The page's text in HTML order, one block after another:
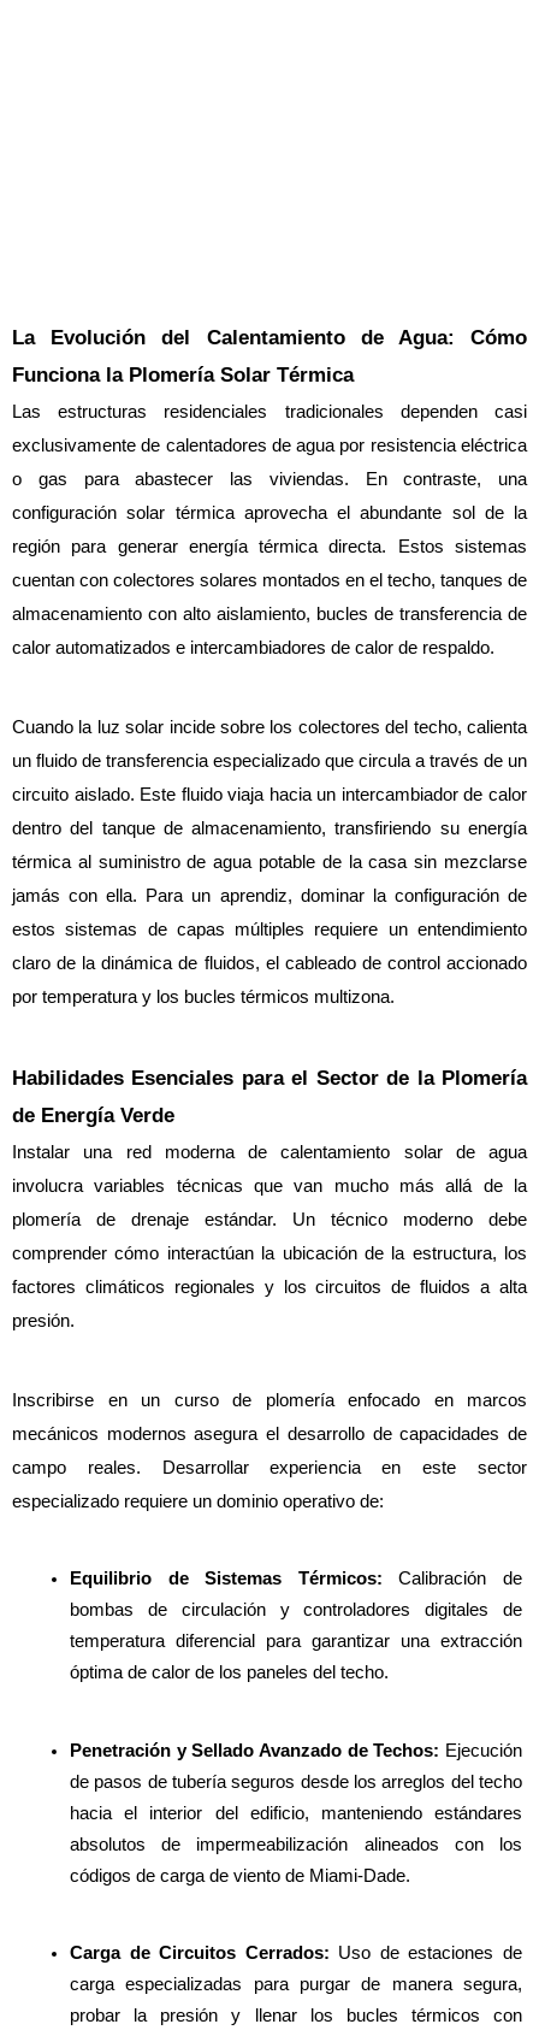
La Evolución del Calentamiento de Agua: Cómo
Funciona la Plomería Solar Térmica
Las estructuras residenciales tradicionales dependen casi
exclusivamente de calentadores de agua por resistencia eléctrica
o gas para abastecer las viviendas. En contraste, una
configuración solar térmica aprovecha el abundante sol de la
región para generar energía térmica directa. Estos sistemas
cuentan con colectores solares montados en el techo, tanques de
almacenamiento con alto aislamiento, bucles de transferencia de
calor automatizados e intercambiadores de calor de respaldo.
Cuando la luz solar incide sobre los colectores del techo, calienta
un fluido de transferencia especializado que circula a través de un
circuito aislado. Este fluido viaja hacia un intercambiador de calor
dentro del tanque de almacenamiento, transfiriendo su energía
térmica al suministro de agua potable de la casa sin mezclarse
jamás con ella. Para un aprendiz, dominar la configuración de
estos sistemas de capas múltiples requiere un entendimiento
claro de la dinámica de fluidos, el cableado de control accionado
por temperatura y los bucles térmicos multizona.
Habilidades Esenciales para el Sector de la Plomería
de Energía Verde
Instalar una red moderna de calentamiento solar de agua
involucra variables técnicas que van mucho más allá de la
plomería de drenaje estándar. Un técnico moderno debe
comprender cómo interactúan la ubicación de la estructura, los
factores climáticos regionales y los circuitos de fluidos a alta
presión.
Inscribirse en un curso de plomería enfocado en marcos
mecánicos modernos asegura el desarrollo de capacidades de
campo reales. Desarrollar experiencia en este sector
especializado requiere un dominio operativo de:
Equilibrio de Sistemas Térmicos: Calibración de
bombas de circulación y controladores digitales de
temperatura diferencial para garantizar una extracción
óptima de calor de los paneles del techo.
Penetración y Sellado Avanzado de Techos: Ejecución
de pasos de tubería seguros desde los arreglos del techo
hacia el interior del edificio, manteniendo estándares
absolutos de impermeabilización alineados con los
códigos de carga de viento de Miami-Dade.
Carga de Circuitos Cerrados: Uso de estaciones de
carga especializadas para purgar de manera segura,
probar la presión y llenar los bucles térmicos con